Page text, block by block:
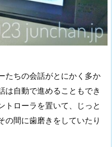
たちの会話がとにかく多か
は自動で進めることもでき
トローラを置いて、じっと
の間に歯磨きをしていたり